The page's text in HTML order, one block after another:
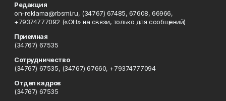
Редакция
on-reklama@rbsmi.ru, (34767) 67485, 67608, 66966,
+79374777092 («ОН» на связи, только для сообщений)
Приемная
(34767) 67535
Сотрудничество
(34767) 67535, (34767) 67660, +79374777094
Отдел кадров
(34767) 67535